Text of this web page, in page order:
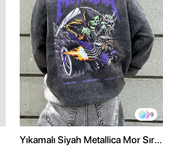
9
Yıkamalı Siyah Metallica Mor Sırt